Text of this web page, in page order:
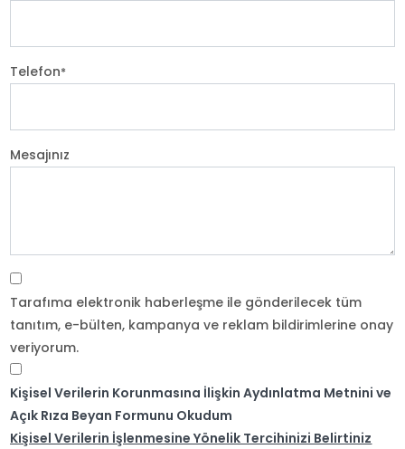
Telefon*
Mesajınız
Tarafıma elektronik haberleşme ile gönderilecek tüm
tanıtım, e-bülten, kampanya ve reklam bildirimlerine onay
veriyorum.
Kişisel Verilerin Korunmasına İlişkin Aydınlatma Metnini ve
Açık Rıza Beyan Formunu Okudum
Kişisel Verilerin İşlenmesine Yönelik Tercihinizi Belirtiniz